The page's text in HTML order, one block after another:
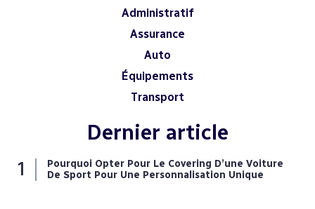
Administratif
Assurance
Auto
Équipements
Transport
Dernier article
Pourquoi Opter Pour Le Covering D’une Voiture
De Sport Pour Une Personnalisation Unique